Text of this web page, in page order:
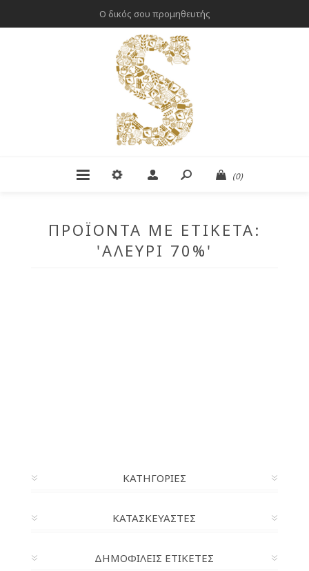
Ο δικός σου προμηθευτής
(0)
ΠΡΟΪΌΝΤΑ ΜΕ ΕΤΙΚΈΤΑ:
'ΑΛΕΎΡΙ 70%'
ΚΑΤΗΓΟΡΊΕΣ
ΚΑΤΑΣΚΕΥΑΣΤΈΣ
ΔΗΜΟΦΙΛΕΙΣ ΕΤΙΚΕΤΕΣ